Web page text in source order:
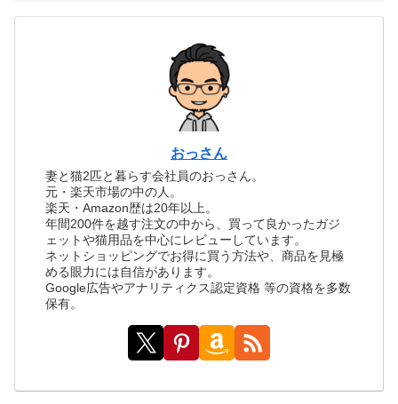
おっさん
妻と猫2匹と暮らす会社員のおっさん。
元・楽天市場の中の人。
楽天・Amazon歴は20年以上。
年間200件を越す注文の中から、買って良かったガジ
ェットや猫用品を中心にレビューしています。
ネットショッピングでお得に買う方法や、商品を見極
める眼力には自信があります。
Google広告やアナリティクス認定資格 等の資格を多数
保有。